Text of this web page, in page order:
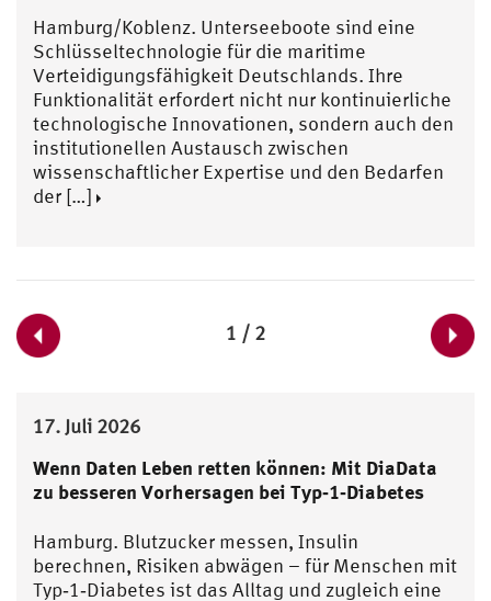
Hamburg/Koblenz. Unterseeboote sind eine
Schlüsseltechnologie für die maritime
Verteidigungsfähigkeit Deutschlands. Ihre
Funktionalität erfordert nicht nur kontinuierliche
technologische Innovationen, sondern auch den
institutionellen Austausch zwischen
wissenschaftlicher Expertise und den Bedarfen
der […]
1 / 2
17. Juli 2026
Wenn Daten Leben retten können: Mit DiaData
zu besseren Vorhersagen bei Typ‑1‑Diabetes
Hamburg. Blutzucker messen, Insulin
berechnen, Risiken abwägen – für Menschen mit
Typ‑1‑Diabetes ist das Alltag und zugleich eine